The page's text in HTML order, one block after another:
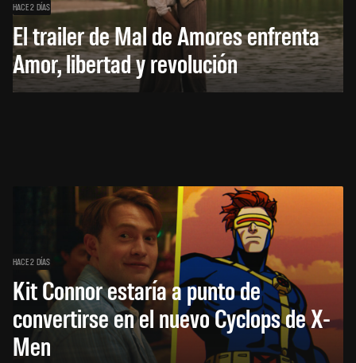
HACE 2 DÍAS
El trailer de Mal de Amores enfrenta
Amor, libertad y revolución
HACE 2 DÍAS
Kit Connor estaría a punto de
convertirse en el nuevo Cyclops de X-
Men